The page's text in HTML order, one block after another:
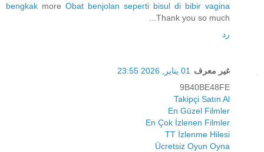
bengkak more Obat benjolan seperti bisul di bibir vagina
Thank you so much...
رد
غير معرف
01 يناير, 2026 23:55
9B40BE48FE
Takipçi Satın Al
En Güzel Filmler
En Çok İzlenen Filmler
TT İzlenme Hilesi
Ücretsiz Oyun Oyna